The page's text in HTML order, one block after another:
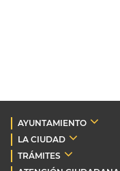
AYUNTAMIENTO
LA CIUDAD
TRÁMITES